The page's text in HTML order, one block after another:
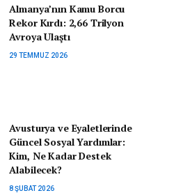
Almanya’nın Kamu Borcu
Rekor Kırdı: 2,66 Trilyon
Avroya Ulaştı
29 TEMMUZ 2026
Avusturya ve Eyaletlerinde
Güncel Sosyal Yardımlar:
Kim, Ne Kadar Destek
Alabilecek?
8 ŞUBAT 2026